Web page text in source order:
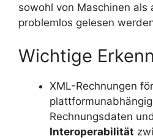
sowohl von Maschinen als
problemlos gelesen
Wichtige
XML-Rechnungen
Rechnungsdaten
Interoperabilität